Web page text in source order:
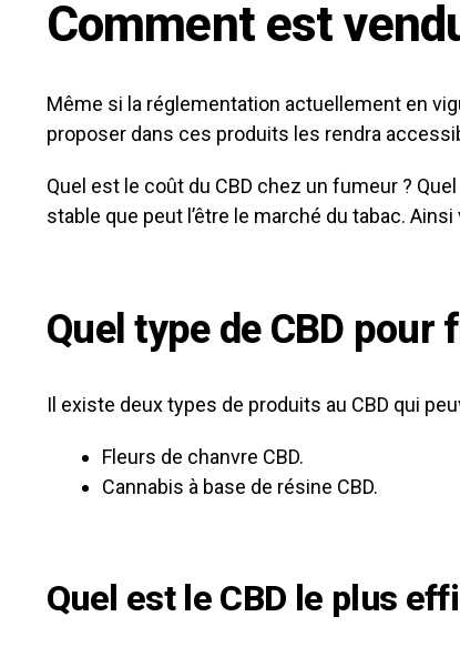
Comment est
Même si la réglementation actuellement en
proposer dans ces produits les rendra
Quel est le coût du CBD chez un fumeur ?
stable que peut l’être le marché du tabac.
Quel type de CBD pour
Il existe deux types de produits au CBD qui
Fleurs de chanvre CBD.
Cannabis à base de résine CBD.
Quel est le CBD le plus